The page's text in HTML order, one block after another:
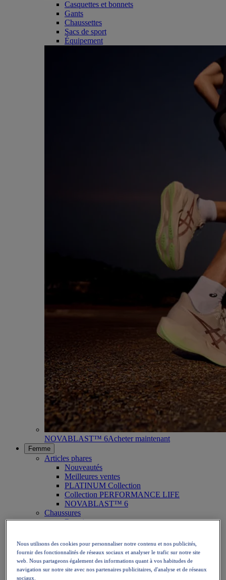
Casquettes et bonnets
Gants
Chaussettes
Sacs de sport
Équipement
NOVABLAST™ 6Acheter maintenant
Femme
Articles phares
Nouveautés
Meilleures ventes
PLATINUM Collection
Collection PERFORMANCE LIFE
NOVABLAST™ 6
Chaussures
Running
Tennis
Volley
Handball
Padel
Nous utilisons des cookies pour personnaliser notre contenu et nos publicités,
fournir des fonctionnalités de réseaux sociaux et analyser le trafic sur notre site
web. Nous partageons également des informations quant à vos habitudes de
navigation sur notre site avec nos partenaires publicitaires, d'analyse et de réseaux
sociaux.